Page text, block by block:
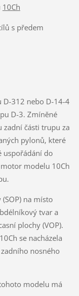
10Ch
s předem
D-312 nebo D-14-4
D-3. Zmíněné
části trupu za
pylonů, které
uspořádání do
modelu 10Ch
na místo
tvar a
plochy (VOP).
se nacházela
nosného
modelu má